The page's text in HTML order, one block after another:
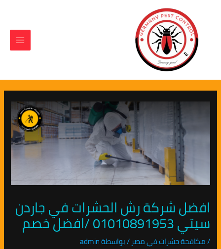
المحتوى
افضل شركة رش الحشرات في جاردن
سيتي 01010891953 /افضل خصم
/مكافحة حشرات في مصر / بواسطةadmin
navigation